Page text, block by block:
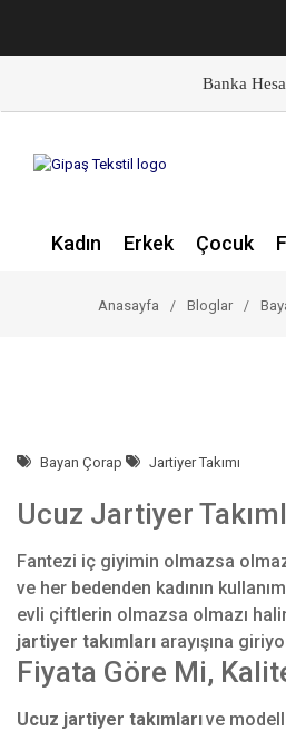
Banka
Kadın Erkek Çocuk
Anasayfa Bloglar
Bayan Çorap Jartiyer Takımı
Ucuz Jartiyer
Fantezi iç giyimin olmazsa
ve her bedenden kadının
evli çiftlerin olmazsa olmazı
jartiyer takımları arayışına
Fiyata Göre Mi,
Ucuz jartiyer takımlarıve